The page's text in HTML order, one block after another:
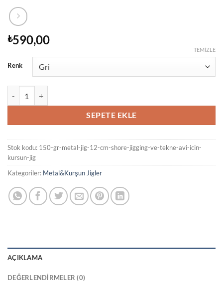
₺590,00
Renk
TEMIZLE
SEPETE EKLE
Stok kodu: 150-gr-metal-jig-12-cm-shore-jigging-ve-tekne-avi-icin-
kursun-jig
Kategoriler: Metal&Kurşun Jigler
AÇIKLAMA
DEĞERLENDIRMELER (0)